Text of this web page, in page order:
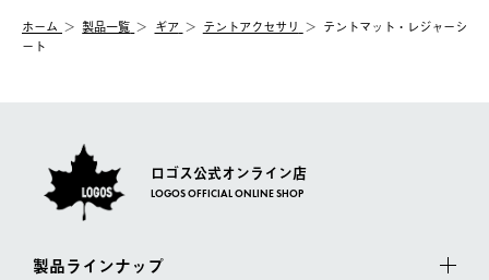
【配送業者】
佐川急便にて配送されます。
一度お手元の商品を返品いただき、ご希望商品を再注文してくだ
ホーム 製品一覧 ギア テントアクセサリ
テントマット・レジャーシ
ート
ロゴス公式オンライン店
LOGOS OFFICIAL ONLINE SHOP
製品ラインナップ